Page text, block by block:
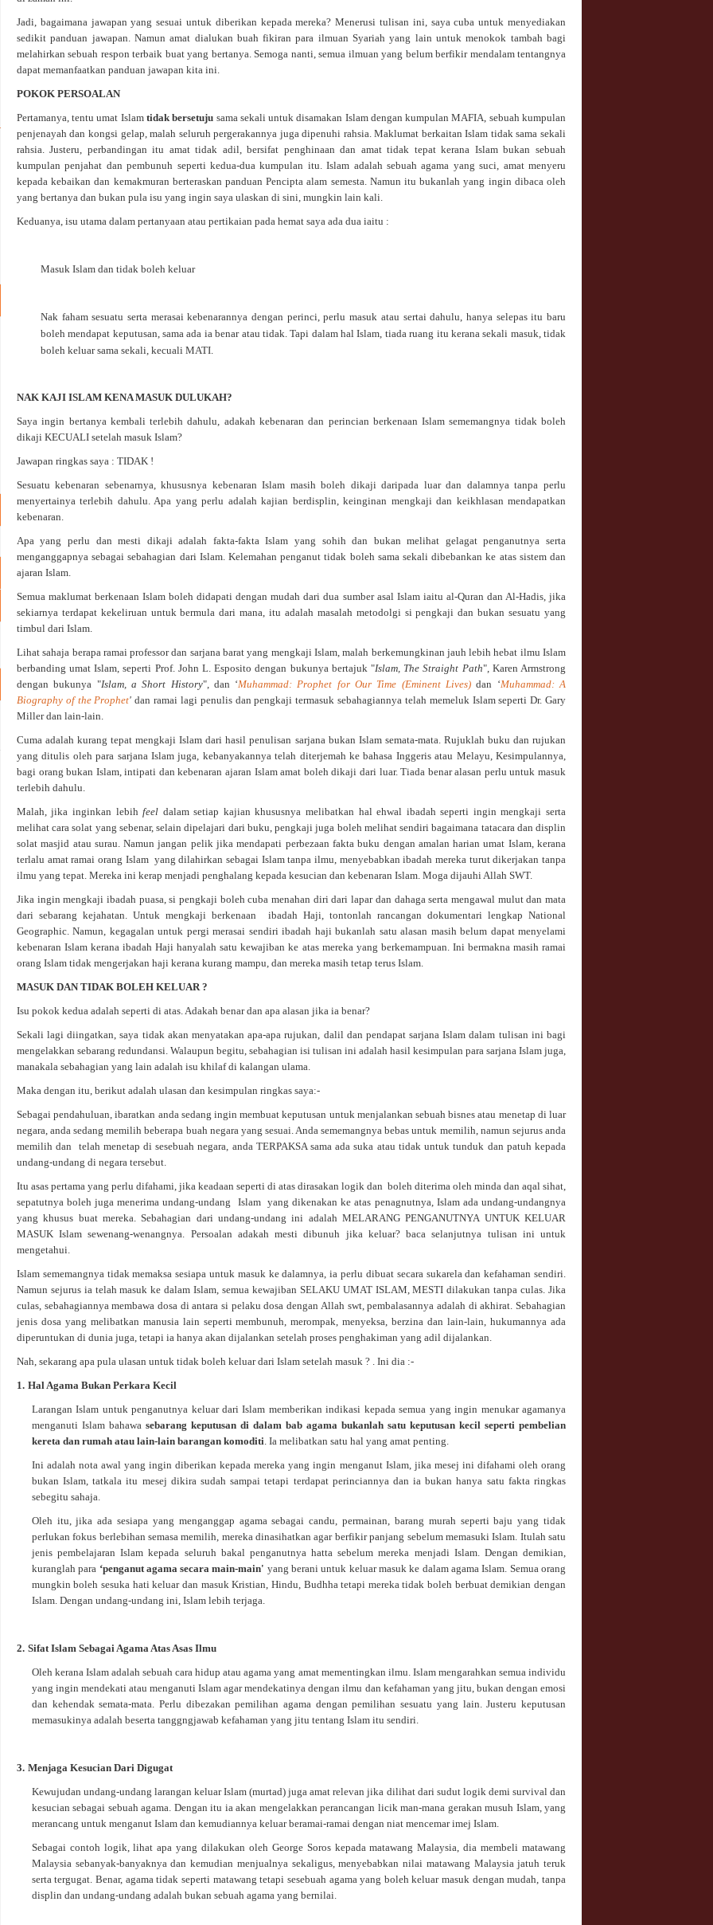
Jadi, bagaimana jawapan yang sesuai untuk diberikan kepada mereka? Menerusi tulisan ini, saya cuba untuk menyediakan
sedikit panduan jawapan. Namun amat dialukan buah fikiran para ilmuan Syariah yang lain untuk menokok tambah bagi
melahirkan sebuah respon terbaik buat yang bertanya. Semoga nanti, semua ilmuan yang belum berfikir mendalam tentangnya
dapat memanfaatkan panduan jawapan kita ini.
POKOK PERSOALAN
Pertamanya, tentu umat Islamtidak bersetuju sama sekali untuk disamakan Islam dengan kumpulan MAFIA, sebuah kumpulan
penjenayah dan kongsi gelap, malah seluruh pergerakannya juga dipenuhi rahsia. Maklumat berkaitan Islam tidak sama sekali
rahsia. Justeru, perbandingan itu amat tidak adil, bersifat penghinaan dan amat tidak tepat kerana Islam bukan sebuah
kumpulan penjahat dan pembunuh seperti kedua-dua kumpulan itu. Islam adalah sebuah agama yang suci, amat menyeru
kepada kebaikan dan kemakmuran berteraskan panduan Pencipta alam semesta. Namun itu bukanlah yang ingin dibaca oleh
yang bertanya dan bukan pula isu yang ingin saya ulaskan di sini, mungkin lain kali.
Keduanya, isu utama dalam pertanyaan atau pertikaian pada hemat saya ada dua iaitu :
Masuk Islam dan tidak boleh keluar
Nak faham sesuatu serta merasai kebenarannya dengan perinci, perlu masuk atau sertai dahulu, hanya selepas itu baru
boleh mendapat keputusan, sama ada ia benar atau tidak. Tapi dalam hal Islam, tiada ruang itu kerana sekali masuk, tidak
boleh keluar sama sekali, kecuali MATI.
NAK KAJI ISLAM KENA MASUK DULUKAH?
Saya ingin bertanya kembali terlebih dahulu, adakah kebenaran dan perincian berkenaan Islam sememangnya tidak boleh
dikaji KECUALI setelah masuk Islam?
Jawapan ringkas saya : TIDAK !
Sesuatu kebenaran sebenarnya, khususnya kebenaran Islam masih boleh dikaji daripada luar dan dalamnya tanpa perlu
menyertainya terlebih dahulu. Apa yang perlu adalah kajian berdisplin, keinginan mengkaji dan keikhlasan mendapatkan
kebenaran.
Apa yangperlu dan mesti dikaji adalah fakta-fakta Islam yang sohih dan bukan melihat gelagat penganutnya serta
menganggapnya sebagai sebahagian dari Islam. Kelemahan penganut tidak boleh sama sekali dibebankan ke atas sistem dan
ajaran Islam.
Semua maklumat berkenaan Islam boleh didapati dengan mudah dari dua sumber asal Islam iaitu al-Quran dan Al-Hadis, jika
sekiarnya terdapat kekeliruan untuk bermula dari mana, itu adalah masalah metodolgi si pengkaji dan bukan sesuatu yang
timbul dari Islam.
Lihat sahaja berapa ramai professor dan sarjana barat yang mengkaji Islam, malah berkemungkinan jauh lebih hebat ilmu Islam
berbanding umat Islam, seperti Prof. John L. Esposito dengan bukunya bertajuk "Islam, The Straight Path", Karen Armstrong
dengan bukunya "Islam, a Short History", dan ‘Muhammad: Prophet for Our Time (Eminent Lives) dan ‘Muhammad: A
Biography of the Prophet' dan ramai lagi penulis dan pengkaji termasuk sebahagiannya telah memeluk Islam seperti Dr. Gary
Miller dan lain-lain.
Cuma adalah kurang tepat mengkaji Islam dari hasil penulisan sarjana bukan Islam semata-mata. Rujuklah buku dan rujukan
yang ditulis oleh para sarjana Islam juga, kebanyakannya telah diterjemah ke bahasa Inggeris atau Melayu, Kesimpulannya,
bagi orang bukan Islam, intipati dan kebenaran ajaran Islam amat boleh dikaji dari luar. Tiada benar alasan perlu untuk masuk
terlebih dahulu.
Malah, jika inginkan lebihfeel dalam setiap kajian khususnya melibatkan hal ehwal ibadah seperti ingin mengkaji serta
melihat cara solat yang sebenar, selain dipelajari dari buku, pengkaji juga boleh melihat sendiri bagaimana tatacara dan displin
solat masjid atau surau. Namun jangan pelik jika mendapati perbezaan fakta buku dengan amalan harian umat Islam, kerana
terlalu amat ramai orang Islam yang dilahirkan sebagai Islam tanpa ilmu, menyebabkan ibadah mereka turut dikerjakan tanpa
ilmu yang tepat. Mereka ini kerap menjadi penghalang kepada kesucian dan kebenaran Islam. Moga dijauhi Allah SWT.
Jika ingin mengkaji ibadah puasa, si pengkaji boleh cuba menahan diri dari lapar dan dahaga serta mengawal mulut dan mata
dari sebarang kejahatan. Untuk mengkaji berkenaan ibadah Haji, tontonlah rancangan dokumentari lengkap National
Geographic. Namun, kegagalan untuk pergi merasai sendiri ibadah haji bukanlah satu alasan masih belum dapat menyelami
kebenaran Islam kerana ibadah Haji hanyalah satu kewajiban ke atas mereka yang berkemampuan. Ini bermakna masih ramai
orang Islam tidak mengerjakan haji kerana kurang mampu, dan mereka masih tetap terus Islam.
MASUK DAN TIDAK BOLEH KELUAR ?
Isu pokok kedua adalah seperti di atas. Adakah benar dan apa alasan jika ia benar?
Sekali lagi diingatkan, saya tidak akan menyatakan apa-apa rujukan, dalil dan pendapat sarjana Islam dalam tulisan ini bagi
mengelakkan sebarang redundansi. Walaupun begitu, sebahagian isi tulisan ini adalah hasil kesimpulan para sarjana Islam juga,
manakala sebahagian yang lain adalah isu khilaf di kalangan ulama.
Maka dengan itu, berikut adalah ulasan dan kesimpulan ringkas saya:-
Sebagai pendahuluan, ibaratkan anda sedang ingin membuat keputusan untuk menjalankan sebuah bisnes atau menetap di luar
negara, anda sedang memilih beberapa buah negara yang sesuai. Anda sememangnya bebas untuk memilih, namun sejurus anda
memilih dan telah menetap di sesebuah negara, anda TERPAKSA sama ada suka atau tidak untuk tunduk dan patuh kepada
undang-undang di negara tersebut.
Itu asas pertama yang perlu difahami, jika keadaan seperti di atas dirasakan logik dan boleh diterima oleh minda dan aqal sihat,
sepatutnya boleh juga menerima undang-undang Islam yang dikenakan ke atas penagnutnya, Islam ada undang-undangnya
yang khusus buat mereka. Sebahagian dari undang-undang ini adalah MELARANG PENGANUTNYA UNTUK KELUAR
MASUK Islam sewenang-wenangnya. Persoalan adakah mesti dibunuh jika keluar? baca selanjutnya tulisan ini untuk
mengetahui.
Islam sememangnya tidak memaksa sesiapa untuk masuk ke dalamnya, ia perlu dibuat secara sukarela dan kefahaman sendiri.
Namun sejurus ia telah masuk ke dalam Islam, semua kewajiban SELAKU UMAT ISLAM, MESTI dilakukan tanpa culas. Jika
culas, sebahagiannya membawa dosa di antara si pelaku dosa dengan Allah swt, pembalasannya adalah di akhirat. Sebahagian
jenis dosa yang melibatkan manusia lain seperti membunuh, merompak, menyeksa, berzina dan lain-lain, hukumannya ada
diperuntukan di dunia juga, tetapi ia hanya akan dijalankan setelah proses penghakiman yang adil dijalankan.
Nah, sekarang apa pula ulasan untuk tidak boleh keluar dari Islam setelah masuk ? . Ini dia :-
1. Hal Agama Bukan Perkara Kecil
Larangan Islam untuk penganutnya keluar dari Islam memberikan indikasi kepada semua yang ingin menukar agamanya
menganuti Islam bahawa sebarang keputusan di dalam bab agama bukanlah satu keputusan kecil seperti pembelian
kereta dan rumah atau lain-lain barangan komoditi. Ia melibatkan satu hal yang amat penting.
Ini adalah nota awal yang ingin diberikan kepada mereka yang ingin menganut Islam, jika mesej ini difahami oleh orang
bukan Islam, tatkala itu mesej dikira sudah sampai tetapi terdapat perinciannya dan ia bukan hanya satu fakta ringkas
sebegitu sahaja.
Oleh itu, jika ada sesiapa yang menganggap agama sebagai candu, permainan, barang murah seperti baju yang tidak
perlukan fokus berlebihan semasa memilih, mereka dinasihatkan agar berfikir panjang sebelum memasuki Islam. Itulah satu
jenis pembelajaran Islam kepada seluruh bakal penganutnya hatta sebelum mereka menjadi Islam. Dengan demikian,
kuranglah para ‘penganut agama secara main-main' yang berani untuk keluar masuk ke dalam agama Islam. Semua orang
mungkin boleh sesuka hati keluar dan masuk Kristian, Hindu, Budhha tetapi mereka tidak boleh berbuat demikian dengan
Islam. Dengan undang-undang ini, Islam lebih terjaga.
2. Sifat Islam Sebagai Agama Atas Asas Ilmu
Oleh kerana Islam adalah sebuah cara hidup atau agama yang amat mementingkan ilmu. Islam mengarahkan semua individu
yang ingin mendekati atau menganuti Islam agar mendekatinya dengan ilmu dan kefahaman yang jitu, bukan dengan emosi
dan kehendak semata-mata. Perlu dibezakan pemilihan agama dengan pemilihan sesuatu yang lain. Justeru keputusan
memasukinya adalah beserta tanggngjawab kefahaman yang jitu tentang Islam itu sendiri.
3. Menjaga Kesucian Dari Digugat
Kewujudan undang-undang larangan keluar Islam (murtad) juga amat relevan jika dilihat dari sudut logik demi survival dan
kesucian sebagai sebuah agama. Dengan itu ia akan mengelakkan perancangan licik man-mana gerakan musuh Islam, yang
merancang untuk menganut Islam dan kemudiannya keluar beramai-ramai dengan niat mencemar imej Islam.
Sebagai contoh logik, lihat apa yang dilakukan oleh George Soros kepada matawang Malaysia, dia membeli matawang
Malaysia sebanyak-banyaknya dan kemudian menjualnya sekaligus, menyebabkan nilai matawang Malaysia jatuh teruk
serta tergugat. Benar, agama tidak seperti matawang tetapi sesebuah agama yang boleh keluar masuk dengan mudah, tanpa
displin dan undang-undang adalah bukan sebuah agama yang bernilai.